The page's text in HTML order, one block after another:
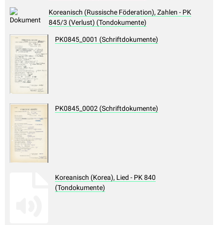
Koreanisch (Russische Föderation), Zahlen - PK
845/3 (Verlust) (Tondokumente)
PK0845_0001 (Schriftdokumente)
PK0845_0002 (Schriftdokumente)
Koreanisch (Korea), Lied - PK 840
(Tondokumente)